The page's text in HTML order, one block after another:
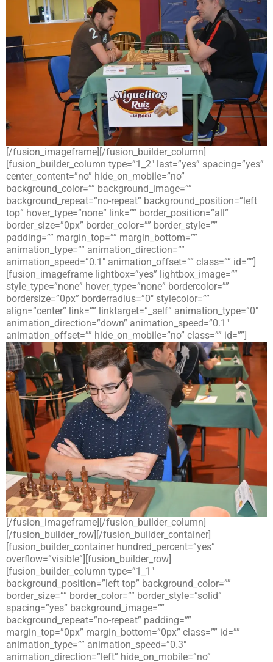
[/fusion_imageframe][/fusion_builder_column]
[fusion_builder_column type=”1_2″ last=”yes” spacing=”yes”
center_content=”no” hide_on_mobile=”no”
background_color=”” background_image=””
background_repeat=”no-repeat” background_position=”left
top” hover_type=”none” link=”” border_position=”all”
border_size=”0px” border_color=”” border_style=””
padding=”” margin_top=”” margin_bottom=””
animation_type=”” animation_direction=””
animation_speed=”0.1″ animation_offset=”” class=”” id=””]
[fusion_imageframe lightbox=”yes” lightbox_image=””
style_type=”none” hover_type=”none” bordercolor=””
bordersize=”0px” borderradius=”0″ stylecolor=””
align=”center” link=”” linktarget=”_self” animation_type=”0″
animation_direction=”down” animation_speed=”0.1″
animation_offset=”” hide_on_mobile=”no” class=”” id=””]
[/fusion_imageframe][/fusion_builder_column]
[/fusion_builder_row][/fusion_builder_container]
[fusion_builder_container hundred_percent=”yes”
overflow=”visible”][fusion_builder_row]
[fusion_builder_column type=”1_1″
background_position=”left top” background_color=””
border_size=”” border_color=”” border_style=”solid”
spacing=”yes” background_image=””
background_repeat=”no-repeat” padding=””
margin_top=”0px” margin_bottom=”0px” class=”” id=””
animation_type=”” animation_speed=”0.3″
animation_direction=”left” hide_on_mobile=”no”